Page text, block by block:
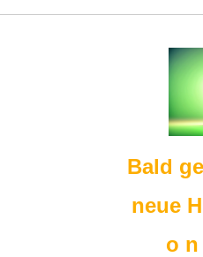
Bald
neue
o